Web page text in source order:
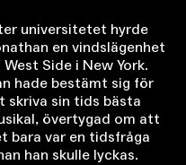
universitetet hyrde
en vindslägenhet
West Side i New York.
hade bestämt sig för
skriva sin tids bästa
övertygad om att
bara var en tidsfråga
han skulle lyckas.